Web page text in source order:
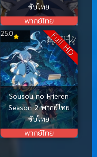
ซับไทย
พากย์ไทย
Full HD
Sousou no Frieren
Season 2 พากย์ไทย
ซับไทย
พากย์ไทย
25.0